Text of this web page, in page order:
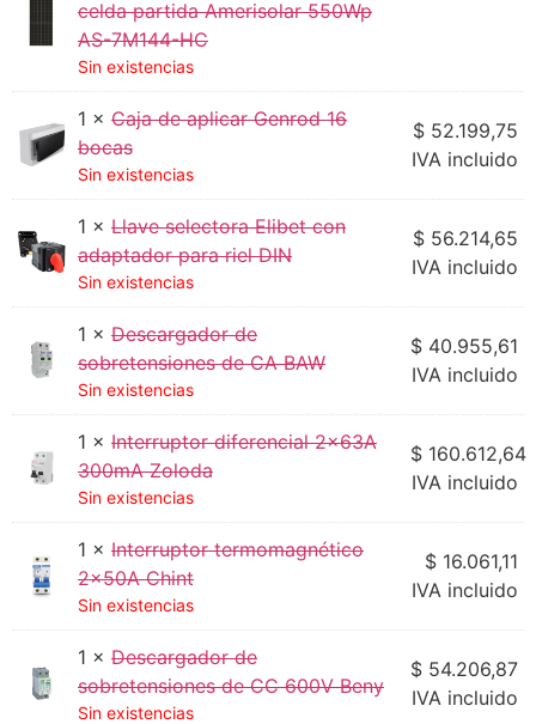
celda partida Amerisolar 550Wp
AS-7M144-HC
Sin existencias
1 × Caja de aplicar Genrod 16
bocas
Sin existencias
$ 52.199,75
IVA incluido
1 × Llave selectora Elibet con
adaptador para riel DIN
Sin existencias
$ 56.214,65
IVA incluido
1 × Descargador de
sobretensiones de CA BAW
Sin existencias
$ 40.955,61
IVA incluido
1 × Interruptor diferencial 2x63A
300mA Zoloda
Sin existencias
$ 160.612,64
IVA incluido
1 × Interruptor termomagnético
2x50A Chint
Sin existencias
$ 16.061,11
IVA incluido
1 × Descargador de
sobretensiones de CC 600V Beny
Sin existencias
$ 54.206,87
IVA incluido